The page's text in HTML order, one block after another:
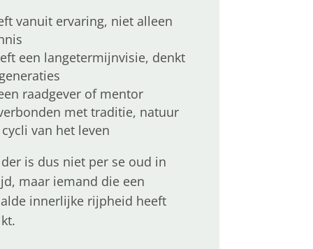
vanuit ervaring, niet alleen
een langetermijnvisie, denkt
raadgever of mentor
met traditie, natuur
van het leven
is dus niet per se oud in
maar iemand die een
innerlijke rijpheid heeft